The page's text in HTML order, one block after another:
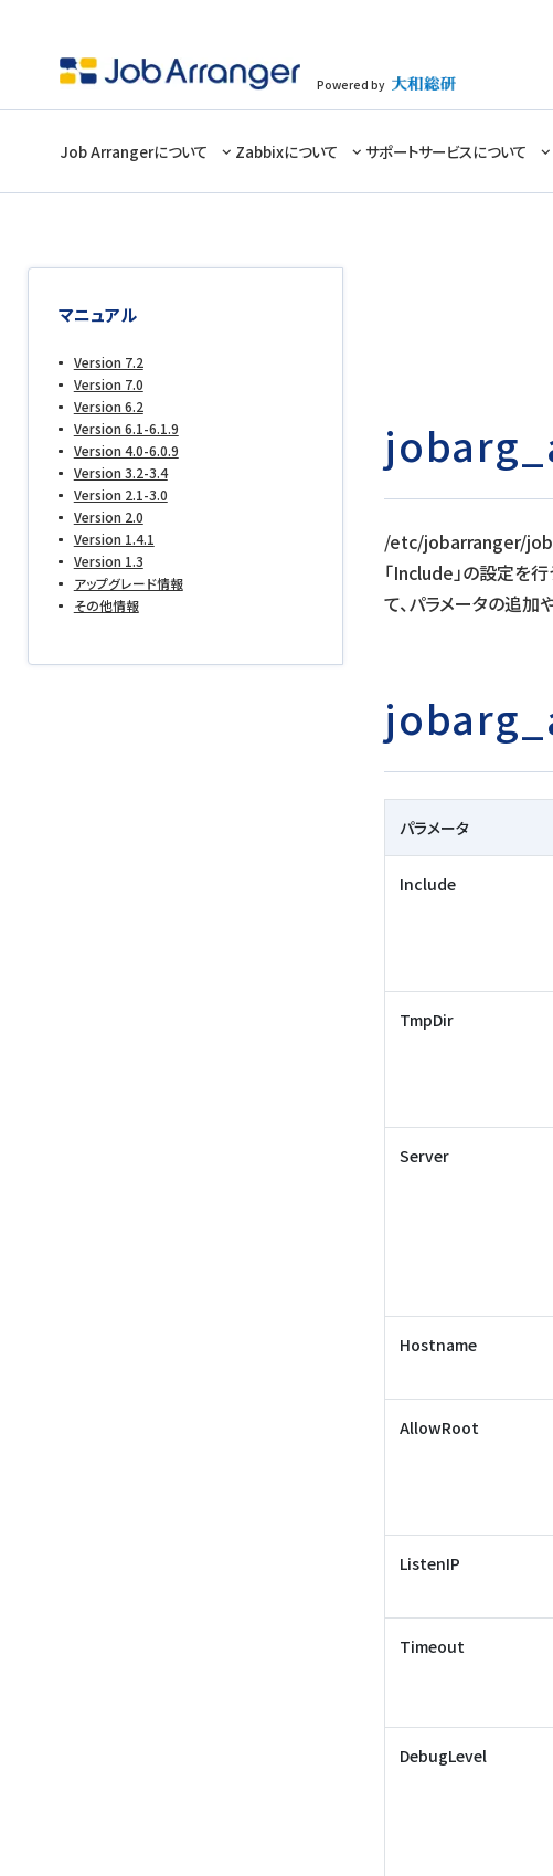
Powered by
Job Arrangerについて Zabbixについて サポートサービスについて
マニュアル
Version 7.2
Version 7.0
Version 6.2
Version 6.1-6.1.9
Version 4.0-6.0.9
Version 3.2-3.4
Version 2.1-3.0
Version 2.0
Version 1.4.1
Version 1.3
アップグレード情報
その他情報
/etc/jobarranger/
「Include」の設定を
て、パラメータの追加
パラメータ
Include
TmpDir
Server
Hostname
AllowRoot
ListenIP
Timeout
DebugLevel